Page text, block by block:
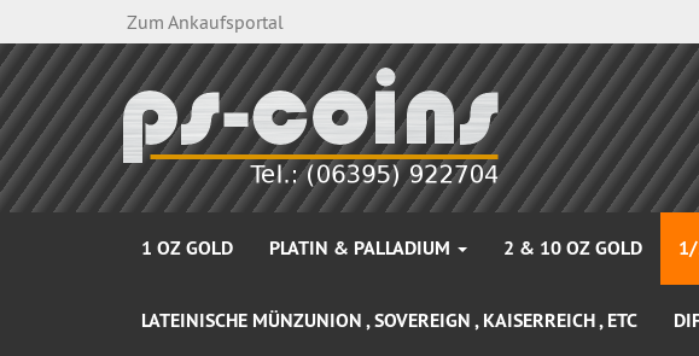
Zum Ankaufsportal
1 OZ GOLD PLATIN & PALLADIUM 2 & 10 OZ GOLD 1/
LATEINISCHE MÜNZUNION , SOVEREIGN , KAISERREICH , ETC